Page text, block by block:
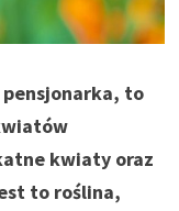
pensjonarka, to
kwiaty oraz
to roślina,